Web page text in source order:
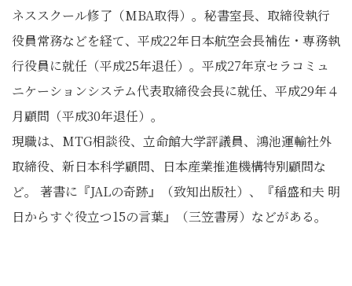
ネススクール修了（MBA取得）。秘書室長、取締役執行
役員常務などを経て、平成22年日本航空会長補佐・専務執
行役員に就任（平成25年退任）。平成27年京セラコミュ
ニケーションシステム代表取締役会長に就任、平成29年４
月顧問（平成30年退任）。
現職は、MTG相談役、立命館大学評議員、鴻池運輸社外
取締役、新日本科学顧問、日本産業推進機構特別顧問な
ど。 著書に『JALの奇跡』（致知出版社）、『稲盛和夫 明
日からすぐ役立つ15の言葉』（三笠書房）などがある。